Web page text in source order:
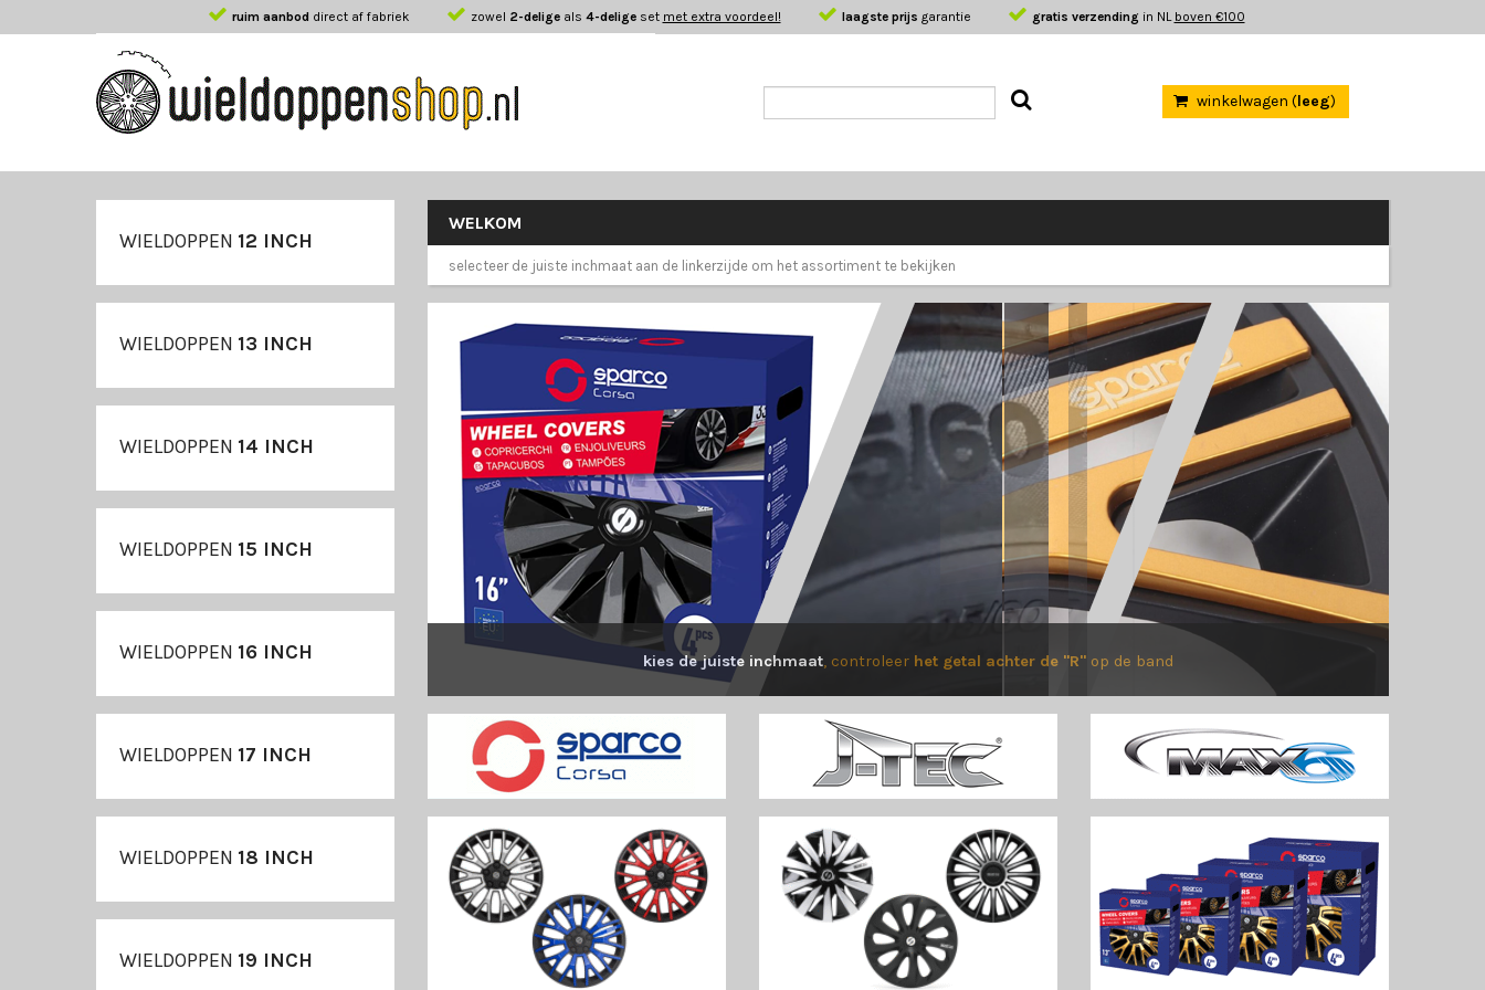
ruim aanbod direct af fabriek zowel 2-deligeals 4-deligeset met extra voordeel! laagste prijs garantie gratis verzending in NL boven €100
winkelwagen (leeg)
WIELDOPPEN 12 INCH
WIELDOPPEN 13 INCH
WIELDOPPEN 14 INCH
WIELDOPPEN 15 INCH
WIELDOPPEN 16 INCH
WIELDOPPEN 17 INCH
WIELDOPPEN 18 INCH
WIELDOPPEN 19 INCH
WELKOM
selecteer de juiste inchmaat aan de linkerzijde om het assortiment te bekijken
kies de juiste inchmaat, controleer het getal achter de "R"op de band